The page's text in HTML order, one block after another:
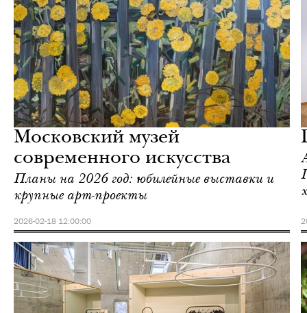
Московский музей
современного искусства
Планы на 2026 год: юбилейные выставки и
крупные арт-проекты
2026-02-18 12:00:00